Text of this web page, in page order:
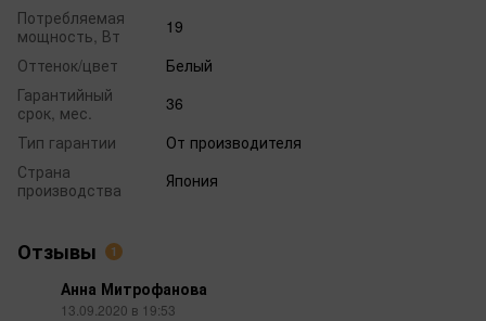
Потребляемая
мощность, Вт
19
Оттенок/цвет
Белый
Гарантийный
срок, мес.
36
Тип гарантии
От производителя
Страна
производства
Япония
Отзывы 1
Анна Митрофанова
13.09.2020 в 19:53